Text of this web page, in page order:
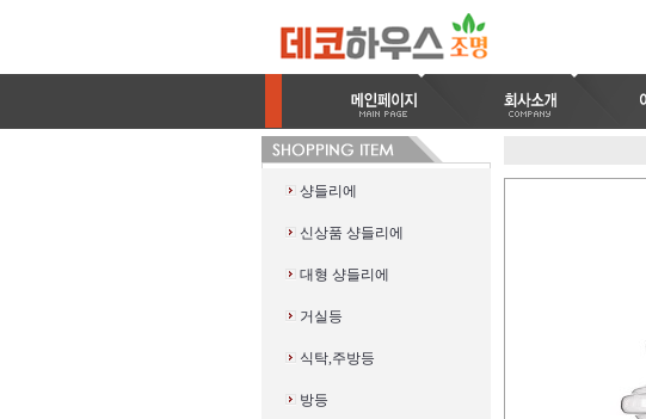
샹들리에
신상품 샹들리에
대형 샹들리에
거실등
식탁,주방등
방등